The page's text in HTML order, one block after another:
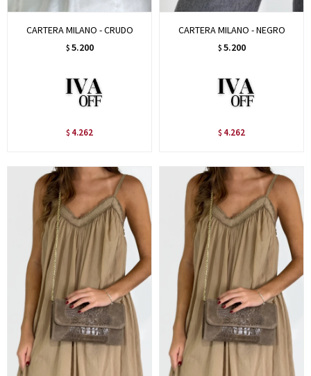
CARTERA MILANO - CRUDO
$ 5.200
$ 4.262
CARTERA MILANO - NEGRO
$ 5.200
$ 4.262